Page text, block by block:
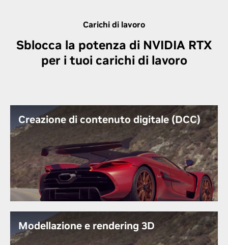
Carichi di lavoro
Sblocca la potenza di NVIDIA RTX
per i tuoi carichi di lavoro
Creazione di contenuto digitale (DCC)
Sblocca il tuo potenziale creativo e dai vita alle tue
visioni ispiratrici con RTX 4000 SFF. Sperimenta
prestazioni accelerate, rendering in tempo reale e
strumenti basati sull'IA per una qualità visiva senza
pari e un'efficienza del flusso di lavoro senza
Modellazione e rendering 3D